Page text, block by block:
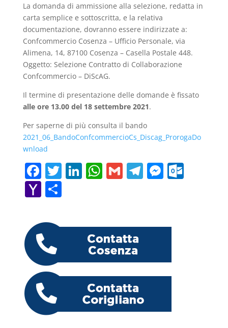
La domanda di ammissione alla selezione, redatta in
carta semplice e sottoscritta, e la relativa
documentazione, dovranno essere indirizzate a:
Confcommercio Cosenza – Ufficio Personale, via
Alimena, 14, 87100 Cosenza – Casella Postale 448.
Oggetto: Selezione Contratto di Collaborazione
Confcommercio – DiScAG.
Il termine di presentazione delle domande è fissato
alle ore 13.00 del 18 settembre 2021.
Per saperne di più consulta il bando
2021_06_BandoConfcommercioCs_Discag_ProrogaDo
wnload
F
a
c
e
b
o
o
k
T
w
itt
Li
dI
n
W
A
p
p
G T M
er
O
Y
h
o
o
M
ai
l
C
n
di